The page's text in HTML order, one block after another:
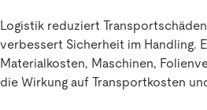
Logistik reduziert
verbessert Sicherheit im Handling.
Materialkosten, Maschinen,
die Wirkung auf Transportkosten